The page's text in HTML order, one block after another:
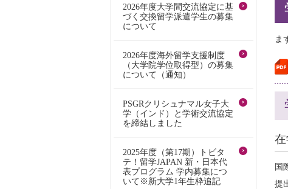
ま
国
提
2026年度大学間交流協定に基
づく交換留学派遣学生の募集
について
2026年度海外留学支援制度
（大学院学位取得型）の募集
について（通知）
PSGRクリシュナマル女子大
学（インド）と学術交流協定
を締結しました
2025年度（第17期）トビタ
テ！留学JAPAN 新・日本代
表プログラム 学内募集につ
いて※新大学1年生枠追記